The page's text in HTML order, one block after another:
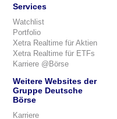
Services
Watchlist
Portfolio
Xetra Realtime für Aktien
Xetra Realtime für ETFs
Karriere @Börse
Weitere Websites der
Gruppe Deutsche
Börse
Karriere